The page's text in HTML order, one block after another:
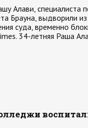
Алави, специалиста
Брауна, выдворили
суда, временно
34-летняя Раша